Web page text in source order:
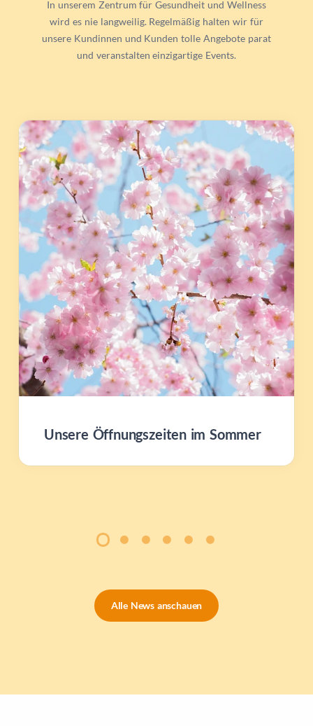
In unserem Zentrum für Gesundheit und Wellness
wird es nie langweilig. Regelmäßig halten wir für
unsere Kundinnen und Kunden tolle Angebote parat
und veranstalten einzigartige Events.
Unsere Öffnungszeiten im Sommer
Alle News anschauen